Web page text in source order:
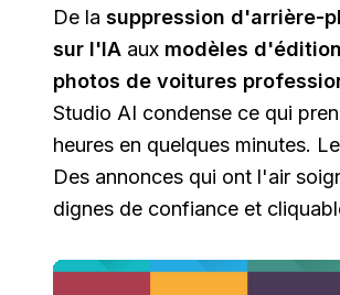
De la suppression d'arrière-
sur l'IA aux modèles
photos de voitures
Studio AI condense ce qui
heures en quelques minutes.
Des annonces qui ont l'air
dignes de confiance et